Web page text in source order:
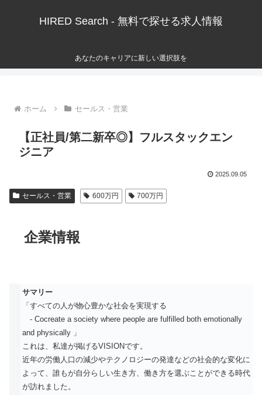
HIRED Search - 無料で探せる求人情報
あなたのキャリアに新しい選択肢を
ホーム セールス・営業
【正社員/第二新卒◎】フルスタックエン
ジニア
2025.09.05
セールス・営業 600万円 700万円
企業情報
サマリー
「すべての人が物心豊かな社会を実現する
- Cocreate a society where people are fulfilled both emotionally
and physically 」
これは、私達が掲げるVISIONです。
近年の労働人口の減少やテクノロジーの発達などの社会的な変化に
よって、誰もが自分らしい生き方、働き方を選ぶことができる時代
が訪れました。